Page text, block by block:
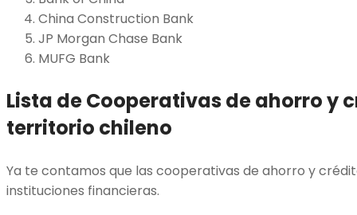
China Construction Bank
JP Morgan Chase Bank
MUFG Bank
Lista de Cooperativas de ahorro y
territorio chileno
Ya te contamos que las cooperativas de ahorro y
instituciones financieras.